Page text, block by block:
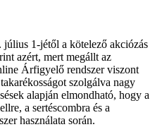
1-jétől a kötelező akciózás
azért, mert megállt az
Árfigyelő rendszer viszont
szolgálva nagy
alapján elmondható, hogy a
a sertéscombra és a
használata során.